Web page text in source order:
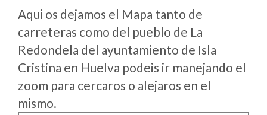
Aqui os dejamos el Mapa tanto de
carreteras como del pueblo de La
Redondela del ayuntamiento de Isla
Cristina en Huelva podeis ir manejando el
zoom para cercaros o alejaros en el
mismo.